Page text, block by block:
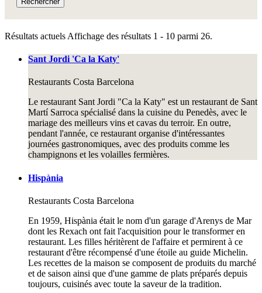
Résultats actuels Affichage des résultats 1 - 10 parmi 26.
Sant Jordi 'Ca la Katy'
Restaurants Costa Barcelona
Le restaurant Sant Jordi "Ca la Katy" est un restaurant de Sant
Martí Sarroca spécialisé dans la cuisine du Penedès, avec le
mariage des meilleurs vins et cavas du terroir. En outre,
pendant l'année, ce restaurant organise d'intéressantes
journées gastronomiques, avec des produits comme les
champignons et les volailles fermières.
Hispània
Restaurants Costa Barcelona
En 1959, Hispània était le nom d'un garage d'Arenys de Mar
dont les Rexach ont fait l'acquisition pour le transformer en
restaurant. Les filles héritèrent de l'affaire et permirent à ce
restaurant d'être récompensé d'une étoile au guide Michelin.
Les recettes de la maison se composent de produits du marché
et de saison ainsi que d'une gamme de plats préparés depuis
toujours, cuisinés avec toute la saveur de la tradition.